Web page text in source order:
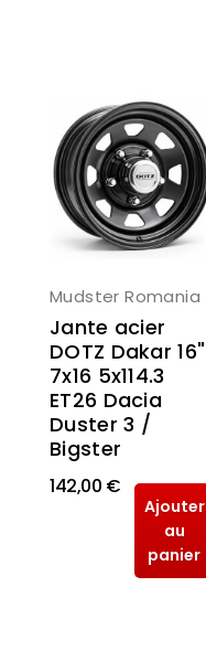
Mudster Romania
Jante acier
DOTZ Dakar 16"
7x16 5x114.3
ET26 Dacia
Duster 3 /
Bigster
142,00 €
Ajouter
au
panier